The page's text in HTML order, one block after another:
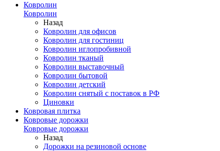
Ковролин
Ковролин
Назад
Ковролин для офисов
Ковролин для гостиниц
Ковролин иглопробивной
Ковролин тканый
Ковролин выставочный
Ковролин бытовой
Ковролин детский
Ковролин снятый с поставок в РФ
Циновки
Ковровая плитка
Ковровые дорожки
Ковровые дорожки
Назад
Дорожки на резиновой основе